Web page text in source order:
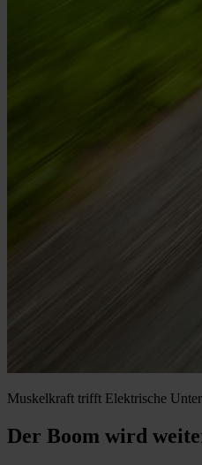
Muskelkraft trifft Elektrische
Der Boom wird